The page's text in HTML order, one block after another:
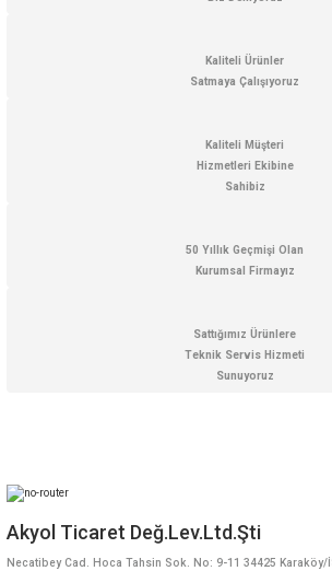
Ürün açıklamasında eksik bilgiler bulunuyor.
Ürün bilgilerinde hatalar bulunuyor.
Bu ürüne benzer farklı alternatifler olmalı.
Kaliteli Ürünler
Satmaya Çalışıyoruz
Kaliteli Müşteri
Hizmetleri Ekibine
Sahibiz
50 Yıllık Geçmişi Olan
Kurumsal Firmayız
Sattığımız Ürünlere
Teknik Servis Hizmeti
Sunuyoruz
Akyol Ticaret Değ.Lev.Ltd.Şti
Necatibey Cad. Hoca Tahsin Sok. No: 9-11 34425 Karaköy/